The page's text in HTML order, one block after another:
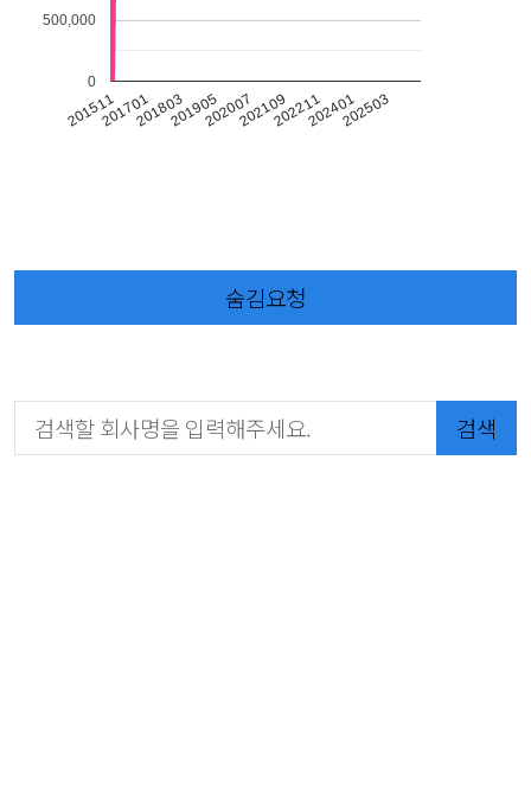
201511201701201803201905202007202109202211202401202503
0
500,000
숨김요청
검색